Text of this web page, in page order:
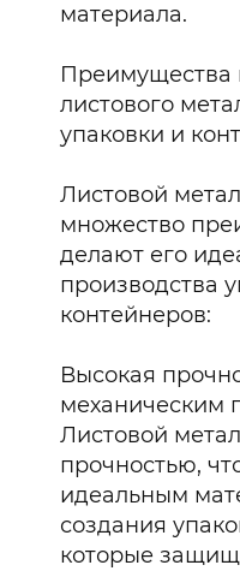
материала.
Преимущества
листового
упаковки и
Листовой
множество
делают его
производства
контейнеров:
Высокая
механическим
Листовой
прочностью,
идеальным
создания
которые